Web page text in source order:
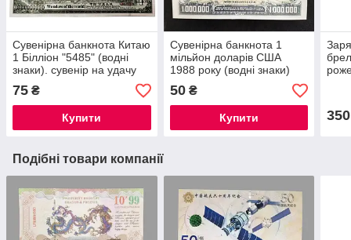
Сувенірна банкнота Китаю
1 Білліон "5485" (водні
знаки). сувенір на удачу
75 ₴
Купити
Сувенірна банкнота 1
мільйон доларів США
1988 року (водні знаки)
50₴
Купити 350
Подібні товари компанії